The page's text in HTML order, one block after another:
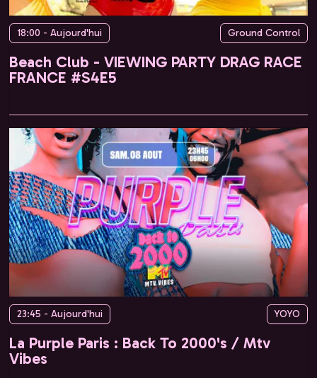
18:00 - Aujourd'hui Ground Control
Beach Club - VIEWING PARTY DRAG RACE
FRANCE #S4E5
23:45 - Aujourd'hui YOYO
La Purple Paris : Back To 2000's / Mtv
Vibes